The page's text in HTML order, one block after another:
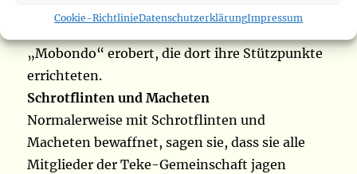
Cookie-RichtlinieDatenschutzerklärungImpressum
am stärksten von der Gewalt betroffen. Einige
„Mobondo“ erobert, die dort ihre Stützpunkte
errichteten.
Schrotflinten und Macheten
Normalerweise mit Schrotflinten und
Macheten bewaffnet, sagen sie, dass sie alle
Mitglieder der Teke-Gemeinschaft jagen